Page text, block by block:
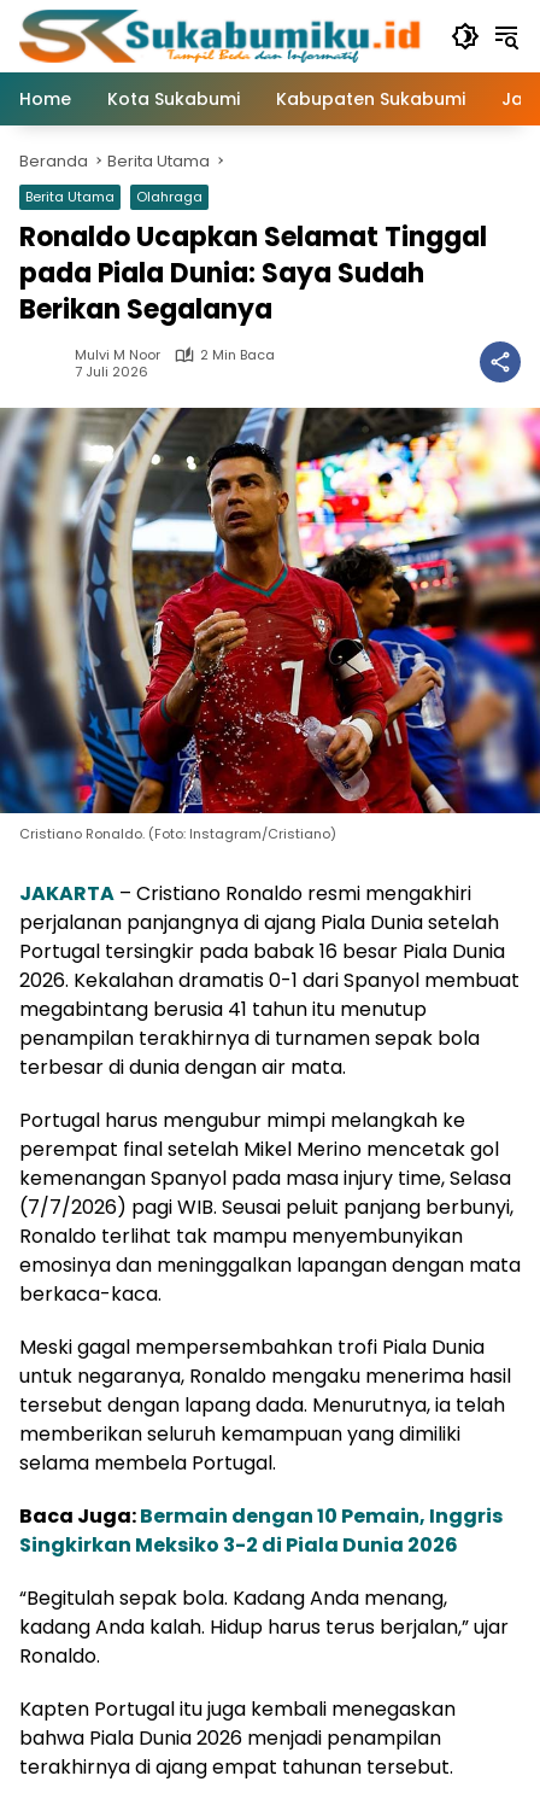
Langsung
konten
Home
Kota Sukabumi Kabupaten Sukabumi
Beranda Berita Utama
Berita Utama Olahraga
Ronaldo Ucapkan Selamat Tinggal
pada Piala Dunia: Saya Sudah
Berikan Segalanya
Mulvi M Noor
2 Min Baca
7 Juli 2026
Cristiano Ronaldo. (Foto: Instagram/Cristiano)
JAKARTA – Cristiano Ronaldo resmi mengakhiri
perjalanan panjangnya di ajang Piala Dunia setelah
Portugal tersingkir pada babak 16 besar Piala Dunia
2026. Kekalahan dramatis 0-1 dari Spanyol membuat
megabintang berusia 41 tahun itu menutup
penampilan terakhirnya di turnamen sepak bola
terbesar di dunia dengan air mata.
Portugal harus mengubur mimpi melangkah ke
perempat final setelah Mikel Merino mencetak gol
kemenangan Spanyol pada masa injury time, Selasa
(7/7/2026) pagi WIB. Seusai peluit panjang berbunyi,
Ronaldo terlihat tak mampu menyembunyikan
emosinya dan meninggalkan lapangan dengan mata
berkaca-kaca.
Meski gagal mempersembahkan trofi Piala Dunia
untuk negaranya, Ronaldo mengaku menerima hasil
tersebut dengan lapang dada. Menurutnya, ia telah
memberikan seluruh kemampuan yang dimiliki
selama membela Portugal.
Baca Juga:Bermain dengan 10 Pemain, Inggris
Singkirkan Meksiko 3-2 di Piala Dunia 2026
“Begitulah sepak bola. Kadang Anda menang,
kadang Anda kalah. Hidup harus terus berjalan,” ujar
Ronaldo.
Kapten Portugal itu juga kembali menegaskan
bahwa Piala Dunia 2026 menjadi penampilan
terakhirnya di ajang empat tahunan tersebut.